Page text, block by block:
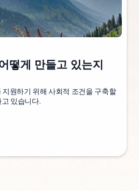
떻게 만들고 있는지
원하기 위해 사회적 조건을 구축할
있습니다.